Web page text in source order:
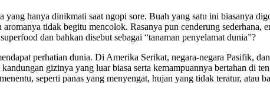
yang hanya dinikmati saat ngopi sore. Buah yang satu ini biasanya
tidak begitu mencolok. Rasanya pun cenderung sederhana,
dan bahkan disebut sebagai “tanaman penyelamat dunia”?
perhatian dunia. Di Amerika Serikat, negara-negara Pasifik,
gizinya yang luar biasa serta kemampuannya bertahan di
seperti panas yang menyengat, hujan yang tidak teratur, atau